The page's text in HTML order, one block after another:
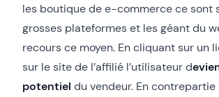
les boutique de e-commerce ce sont
grosses plateformes et les géant du
recours ce moyen. En cliquant sur un
sur le site de l’affilié l’utilisateur d
potentiel du vendeur. En contrepartie